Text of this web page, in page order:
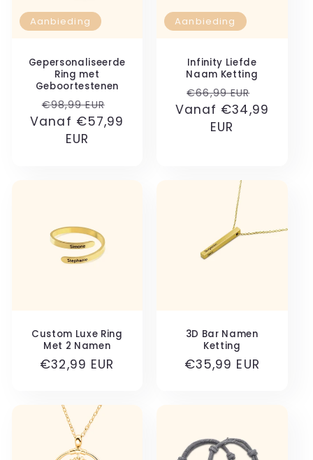
Aanbieding
Gepersonaliseerde
Ring met
Geboortestenen
Normale
prijs
€98,99 EUR
Aanbiedingsprijs
Vanaf €57,99
EUR
Aanbieding
Infinity Liefde
Naam Ketting
Normale
prijs
€66,99 EUR
Vanaf €34,99
EUR
Custom Luxe Ring
Met 2 Namen
Normale
€32,99 EUR
3D Bar Namen
Ketting
Normale
€35,99 EUR